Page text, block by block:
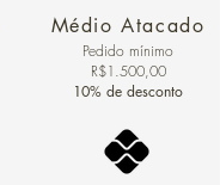
Médio Atacado
Pedido mínimo
R$1.500,00
10% de desconto